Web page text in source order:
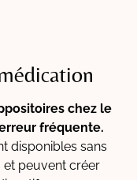
chez le
fréquente.
disponibles sans
et peuvent créer